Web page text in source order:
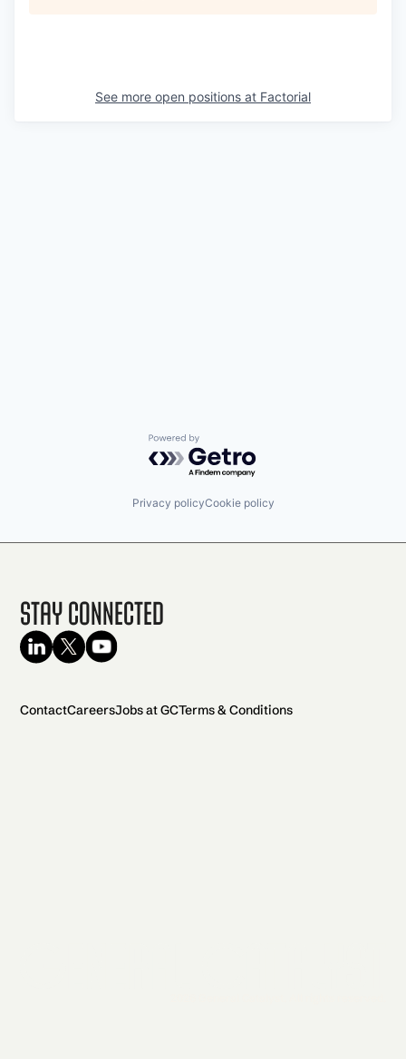
See more open positions at Factorial
Powered by Getro.com
Privacy policyCookie policy
Stay Connected
ContactCareersJobs at GCTerms & Conditions